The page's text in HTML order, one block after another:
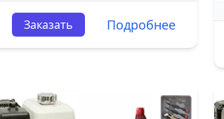
Заказать Подробнее